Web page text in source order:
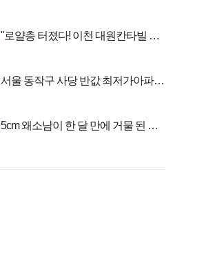
"로얄층 터졌다! 이천 대원칸타빌 잔
서울 동작구 사당 반값 최저가아파트
5cm 왜소남이 한 달 만에 거물 된 사